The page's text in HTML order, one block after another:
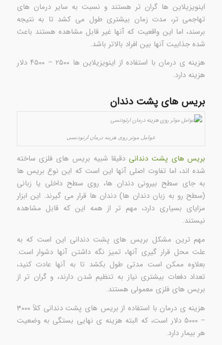
اینویزیلاین ها گران تر هستند و نسبت به سایر درمان های
تهاجمی تر، مدت زمان بیشتری طول می کشد تا به نتیجه
برسند، اما این واقعیت که آنها غیر قابل مشاهده هستند باعث
شده جذابیت آنها بین افراد بالاتر باشد.
هزینه ی درمان با استفاده از اینویزیلاین ها ۲۵۰۰ – ۴۵۰۰ دلار
هزینه دارد.
بریس های پشت دندان
عوامل موثر روی هزینه درمان ارتودنسی
بریس های پشت دندانیدقیقا شبیه بریس های فلزی ساخته
شده اند، اما تفاوت اصلی آنها این است که این نوع بریس ها
به جای سطح بیرونی دندان ها، روی سطح داخلی یا زبانی
(سطح رو به زبان دندان ها) دندان ها قرار می گیرند. این ابزار
مزایای بسیاری دارد، مهم تر از همه این که قابل مشاهده
نیستند.
مهم ترین مشکل بریس های پشت دندانی این است که به
علت محل قرار گیری آنها، تمیز نگه داشتن آنها دشوار است.
بعلاوه ممکن است مدتی طول بکشد تا به آنها عادت کنید،
تعداد دفعات بیشتری نیاز به تنظیم شدن دارند، و گران تر از
بریس های فلزی معمولی هستند.
هزینه ی درمان با استفاده از بریس های پشت دندانی کلاً ۳۰۰۰
– ۵۰۰۰ دلار است، که البته هزینه ی نهایی بستگی به وضعیت
هر بیمار دارد.